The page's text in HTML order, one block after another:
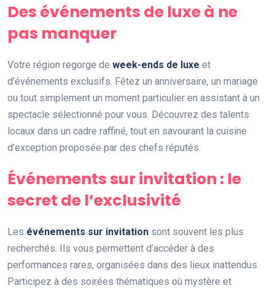
Des événements de luxe à ne
pas manquer
Votre région regorge de week-ends de luxe et
d’événements exclusifs. Fêtez un anniversaire, un mariage
ou tout simplement un moment particulier en assistant à un
spectacle sélectionné pour vous. Découvrez des talents
locaux dans un cadre raffiné, tout en savourant la cuisine
d’exception proposée par des chefs réputés.
Événements sur invitation : le
secret de l’exclusivité
Les événements sur invitation sont souvent les plus
recherchés. Ils vous permettent d’accéder à des
performances rares, organisées dans des lieux inattendus.
Participez à des soirées thématiques où mystère et